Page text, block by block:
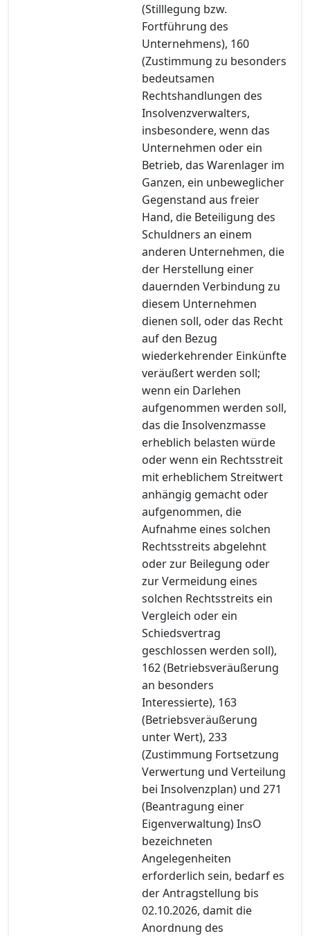
(Stilllegung bzw.
Fortführung des
Unternehmens), 160
(Zustimmung zu besonders
bedeutsamen
Rechtshandlungen des
Insolvenzverwalters,
insbesondere, wenn das
Unternehmen oder ein
Betrieb, das Warenlager im
Ganzen, ein unbeweglicher
Gegenstand aus freier
Hand, die Beteiligung des
Schuldners an einem
anderen Unternehmen, die
der Herstellung einer
dauernden Verbindung zu
diesem Unternehmen
dienen soll, oder das Recht
auf den Bezug
wiederkehrender Einkünfte
veräußert werden soll;
wenn ein Darlehen
aufgenommen werden soll,
das die Insolvenzmasse
erheblich belasten würde
oder wenn ein Rechtsstreit
mit erheblichem Streitwert
anhängig gemacht oder
aufgenommen, die
Aufnahme eines solchen
Rechtsstreits abgelehnt
oder zur Beilegung oder
zur Vermeidung eines
solchen Rechtsstreits ein
Vergleich oder ein
Schiedsvertrag
geschlossen werden soll),
162 (Betriebsveräußerung
an besonders
Interessierte), 163
(Betriebsveräußerung
unter Wert), 233
(Zustimmung Fortsetzung
Verwertung und Verteilung
bei Insolvenzplan) und 271
(Beantragung einer
Eigenverwaltung) InsO
bezeichneten
Angelegenheiten
erforderlich sein, bedarf es
der Antragstellung bis
02.10.2026, damit die
Anordnung des